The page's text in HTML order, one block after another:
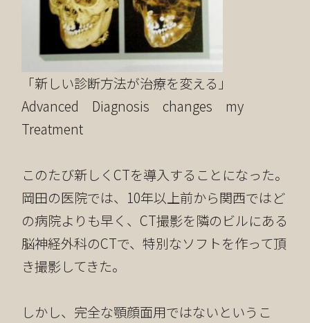
「新しい診断方法が治療を変える」
Advanced Diagnosis changes my
Treatment
このたび新しくCTを導入することになった。
岡田の医院では、10年以上前から関西ではど
の病院よりも早く、CT撮影を隣のビルにある
脳神経外科のCTで、特別なソフトを作って頂
き撮影してきた。
しかし、完全な顎顔面用ではないというこ